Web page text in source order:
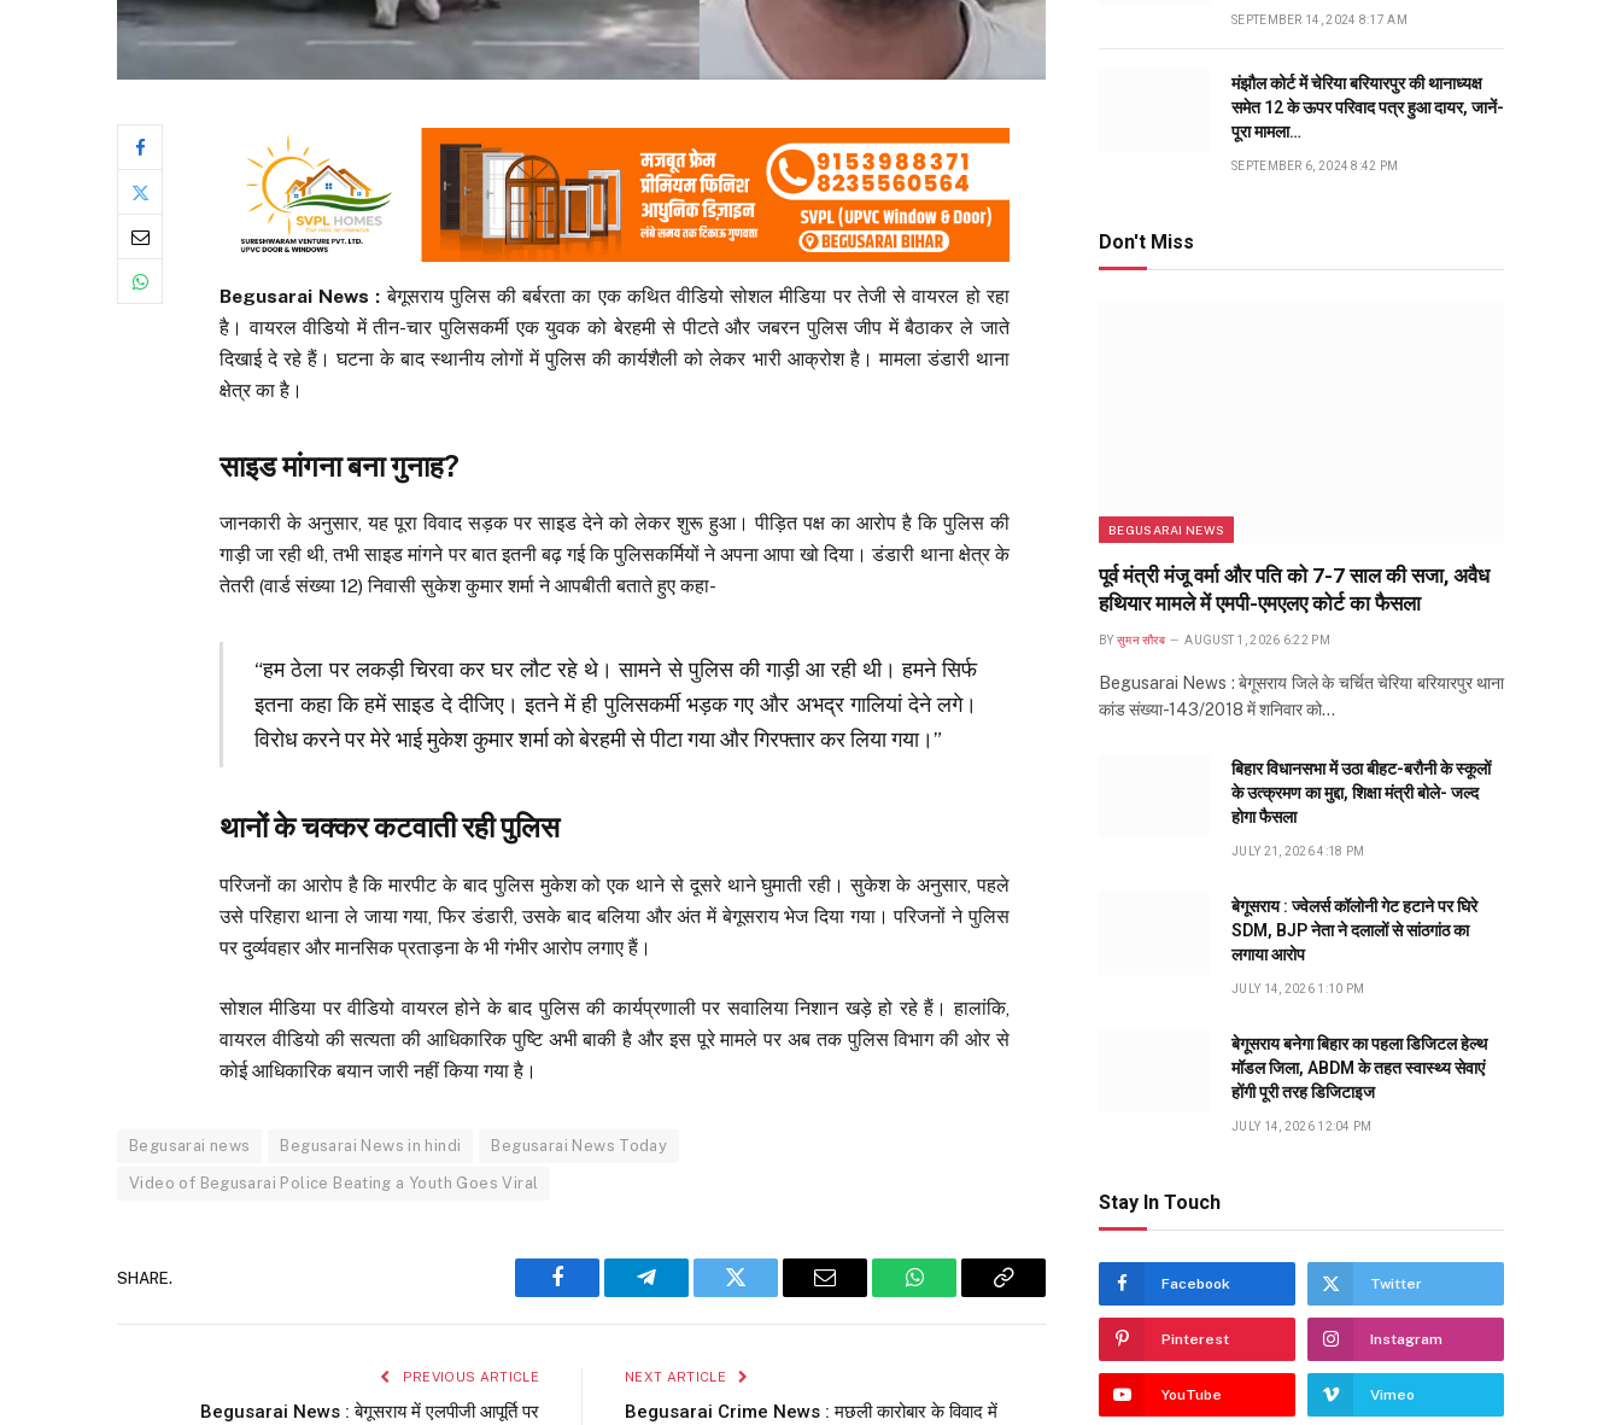
Begusarai News : बेगूसराय पुलिस की बर्बरता का एक कथित वीडियो सोशल मीडिया पर तेजी से वायरल हो रहा
है। वायरल वीडियो में तीन-चार पुलिसकर्मी एक युवक को बेरहमी से पीटते और जबरन पुलिस जीप में बैठाकर ले जाते
दिखाई दे रहे हैं। घटना के बाद स्थानीय लोगों में पुलिस की कार्यशैली को लेकर भारी आक्रोश है। मामला डंडारी थाना
क्षेत्र का है।
साइड मांगना बना गुनाह?
जानकारी के अनुसार, यह पूरा विवाद सड़क पर साइड देने को लेकर शुरू हुआ। पीड़ित पक्ष का आरोप है कि पुलिस की
गाड़ी जा रही थी, तभी साइड मांगने पर बात इतनी बढ़ गई कि पुलिसकर्मियों ने अपना आपा खो दिया। डंडारी थाना क्षेत्र के
तेतरी (वार्ड संख्या 12) निवासी सुकेश कुमार शर्मा ने आपबीती बताते हुए कहा-
“हम ठेला पर लकड़ी चिरवा कर घर लौट रहे थे। सामने से पुलिस की गाड़ी आ रही थी। हमने सिर्फ
इतना कहा कि हमें साइड दे दीजिए। इतने में ही पुलिसकर्मी भड़क गए और अभद्र गालियां देने लगे।
विरोध करने पर मेरे भाई मुकेश कुमार शर्मा को बेरहमी से पीटा गया और गिरफ्तार कर लिया गया।”
थानों के चक्कर कटवाती रही पुलिस
परिजनों का आरोप है कि मारपीट के बाद पुलिस मुकेश को एक थाने से दूसरे थाने घुमाती रही। सुकेश के अनुसार, पहले
उसे परिहारा थाना ले जाया गया, फिर डंडारी, उसके बाद बलिया और अंत में बेगूसराय भेज दिया गया। परिजनों ने पुलिस
पर दुर्व्यवहार और मानसिक प्रताड़ना के भी गंभीर आरोप लगाए हैं।
सोशल मीडिया पर वीडियो वायरल होने के बाद पुलिस की कार्यप्रणाली पर सवालिया निशान खड़े हो रहे हैं। हालांकि,
वायरल वीडियो की सत्यता की आधिकारिक पुष्टि अभी बाकी है और इस पूरे मामले पर अब तक पुलिस विभाग की ओर से
कोई आधिकारिक बयान जारी नहीं किया गया है।
Begusarai news Begusarai News in hindi Begusarai News Today
Video of Begusarai Police Beating a Youth Goes Viral
SHARE.
Facebook Telegram Twitter Email WhatsAppCopy
PREVIOUS ARTICLE
Begusarai News : बेगूसराय में एलपीजी आपूर्ति पर
NEXT ARTICLE
Begusarai Crime News : मछली कारोबार के विवाद में
SEPTEMBER 14, 2024 8:17 AM
मंझौल कोर्ट में चेरिया बरियारपुर की थानाध्यक्ष
समेत 12 के ऊपर परिवाद पत्र हुआ दायर, जानें-
पूरा मामला…
SEPTEMBER 6, 2024 8:42 PM
Don't Miss
BEGUSARAI NEWS
पूर्व मंत्री मंजू वर्मा और पति को 7-7 साल की सजा, अवैध
हथियार मामले में एमपी-एमएलए कोर्ट का फैसला
BY सुमन सौरब AUGUST 1, 2026 6:22 PM
Begusarai News : बेगूसराय जिले के चर्चित चेरिया बरियारपुर थाना
कांड संख्या-143/2018 में शनिवार को…
बिहार विधानसभा में उठा बीहट-बरौनी के स्कूलों
के उत्क्रमण का मुद्दा, शिक्षा मंत्री बोले- जल्द
होगा फैसला
JULY 21, 2026 4:18 PM
बेगूसराय : ज्वेलर्स कॉलोनी गेट हटाने पर घिरे
SDM, BJP नेता ने दलालों से सांठगांठ का
लगाया आरोप
JULY 14, 2026 1:10 PM
बेगूसराय बनेगा बिहार का पहला डिजिटल हेल्थ
मॉडल जिला, ABDM के तहत स्वास्थ्य सेवाएं
होंगी पूरी तरह डिजिटाइज
JULY 14, 2026 12:04 PM
Stay In Touch
Facebook Twitter
Pinterest Instagram
YouTube Vimeo